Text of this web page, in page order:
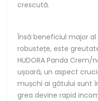
crescută.
Însă beneficiul major
robustețe, este
HUDORA Panda
ușoară, un aspect
mușchi ai gâtului sunt
grea devine rapid